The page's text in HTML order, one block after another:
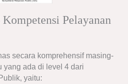
Pelayanan
secara komprehensif masing-
yang ada di level 4 dari
yaitu: